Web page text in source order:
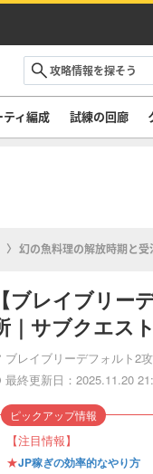
ティ編成 試練の回廊
幻の魚料理の解放時期と受
【ブレイブリー
｜サブクエス
ブレイブリーデフォルト2
最終更新日：2025.11.20
【注目情報】
★JP稼ぎの効率的なやり方
ピックアップ情報